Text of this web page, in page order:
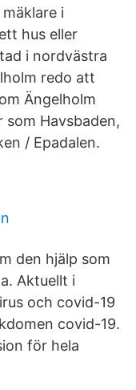
i
hus eller
i nordvästra
redo att
Ängelholm
som Havsbaden,
/ Epadalen.
den hjälp som
Aktuellt i
och covid-19
covid-19.
för hela